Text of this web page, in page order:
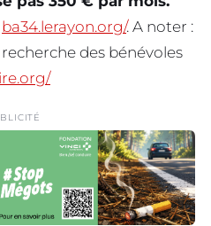
ba34.lerayon.org/. A noter :
des bénévoles